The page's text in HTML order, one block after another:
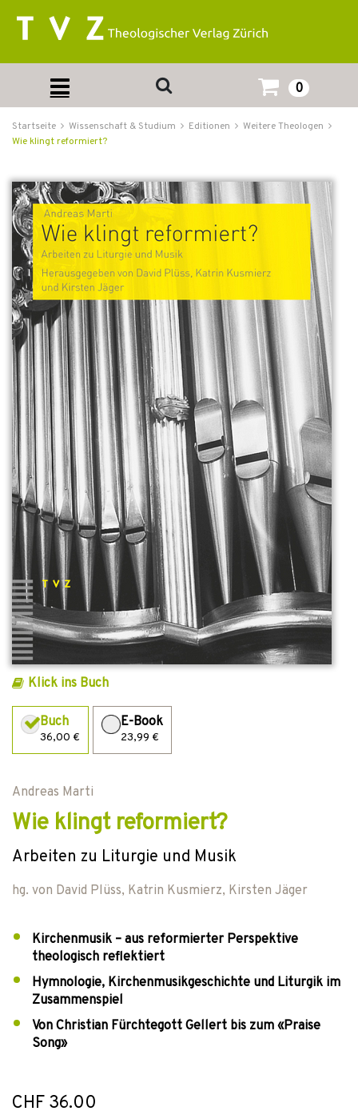
0
Startseite Wissenschaft & Studium Editionen
Weitere Theologen
Wie klingt reformiert?
Klick ins Buch
Buch
36,00 €
E-Book
23,99 €
Andreas Marti
Wie klingt reformiert?
Arbeiten zu Liturgie und Musik
hg. von David Plüss, Katrin Kusmierz, Kirsten Jäger
Kirchenmusik – aus reformierter Perspektive
theologisch reflektiert
Hymnologie, Kirchenmusikgeschichte und Liturgik im
Zusammenspiel
Von Christian Fürchtegott Gellert bis zum «Praise
Song»
CHF 36.00